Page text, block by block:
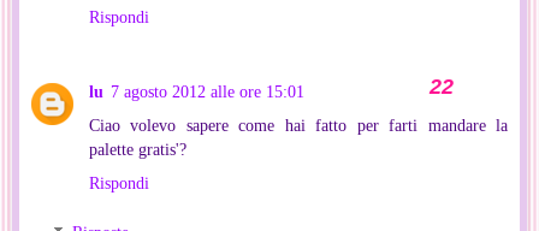
Rispondi
lu 7 agosto 2012 alle ore 15:01
Ciao volevo sapere come hai fatto per farti mandare la
palette gratis'?
Rispondi